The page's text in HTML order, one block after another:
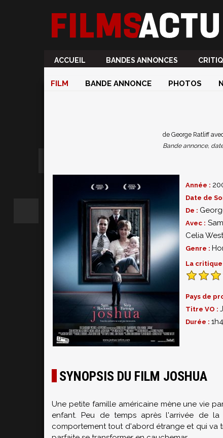
ACCUEIL BANDES ANNONCES
FILM BANDE ANNONCE PHOTOS
de George Ratliff
Bande annonce,
Année :
Date de
De :
Avec :
Celia
Genre :
La
Pays de
Titre VO :
Durée :
SYNOPSIS DU FILM JOSHUA
Une petite famille américaine mène une vie
enfant. Peu de temps après l'arrivée de
comportement tout d'abord étrange et qui va